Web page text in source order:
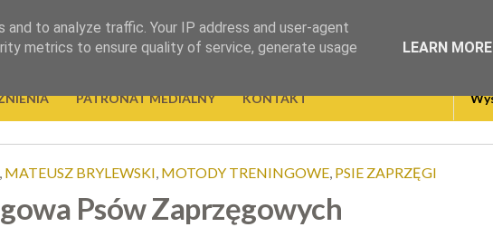
PATRONAT MEDIALNY KONTAKT
, MATEUSZ BRYLEWSKI, MOTODY TRENINGOWE, PSIE ZAPRZĘGI
Psów Zaprzęgowych
to analyze traffic. Your IP address and user-agent
metrics to ensure quality of service, generate usage
LEARN MORE